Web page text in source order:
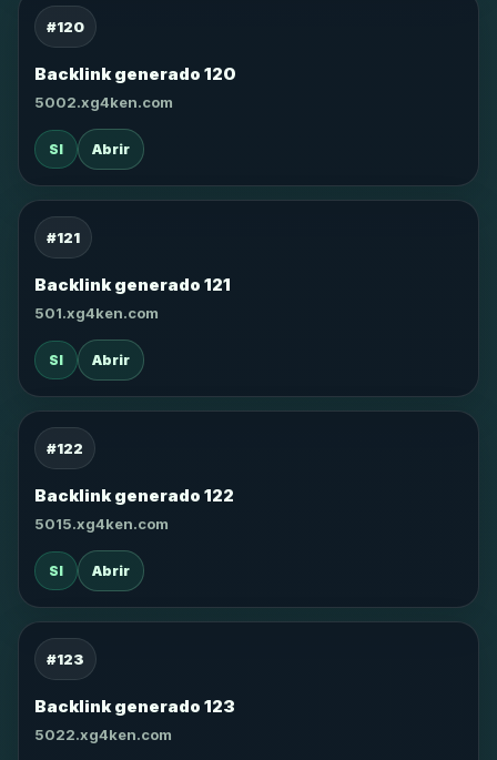
#120
Backlink generado 120
5002.xg4ken.com
SI Abrir
#121
Backlink generado 121
501.xg4ken.com
SI Abrir
#122
Backlink generado 122
5015.xg4ken.com
SI Abrir
#123
Backlink generado 123
5022.xg4ken.com